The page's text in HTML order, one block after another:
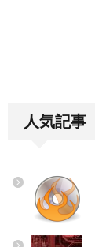
人気記事